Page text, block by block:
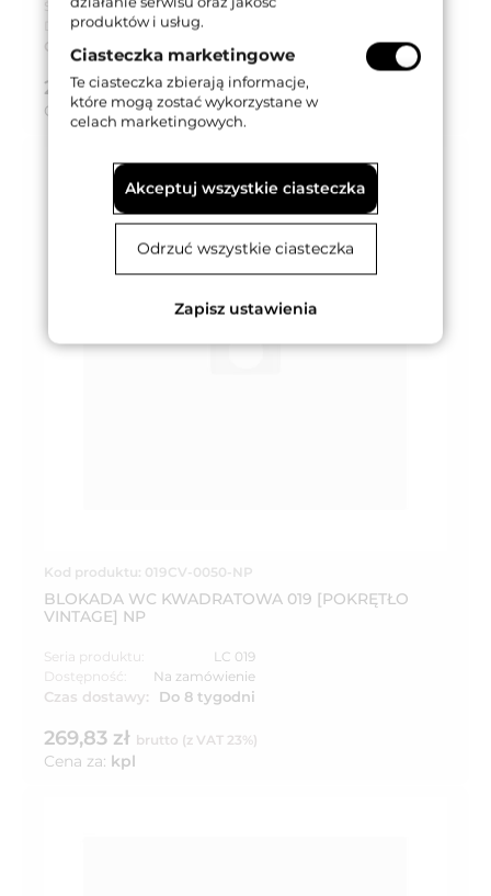
Seria produktu:
LC 019
Dostępność:
Na zamówienie
Czas dostawy: Do 8 tygodni
269,83 złbrutto (z VAT 23%)
Cena za:kpl
Kod produktu: 019CV-0050-NP
BLOKADA WC KWADRATOWA 019 [POKRĘTŁO
VINTAGE] NP
Seria produktu:
LC 019
Dostępność:
Na zamówienie
Czas dostawy: Do 8 tygodni
269,83 zł brutto (z VAT 23%)
Cena za: kpl
produktów i usług.
Ciasteczka marketingowe
Te ciasteczka zbierają informacje,
które mogą zostać wykorzystane w
celach marketingowych.
Akceptuj wszystkie ciasteczka
Odrzuć wszystkie ciasteczka
Zapisz ustawienia